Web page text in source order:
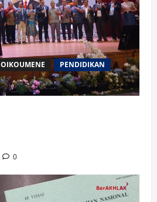
OIKOUMENE
PENDIDIKAN
0